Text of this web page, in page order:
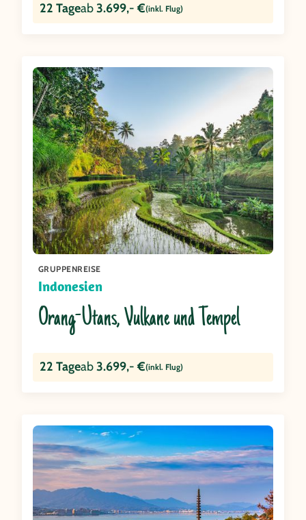
22 Tageab3.699,- €(inkl. Flug)
GRUPPENREISE
Indonesien
Orang-Utans, Vulkane und Tempel
22 Tageab3.699,- €(inkl. Flug)